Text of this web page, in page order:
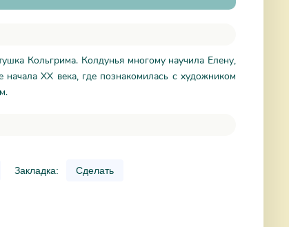
Кольгрима. Колдунья многому научила Елену,
XX века, где познакомилась с художником
Закладка: Сделать